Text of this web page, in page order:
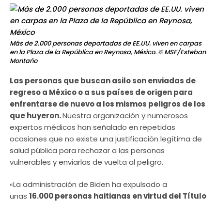
Más de 2.000 personas deportadas de EE.UU. viven en carpas
en la Plaza de la República en Reynosa, México. © MSF/Esteban
Montaño
Las personas que buscan asilo son enviadas de
regreso a México o a sus países de origen para
enfrentarse de nuevo a los mismos peligros de los
que huyeron.Nuestra organización y numerosos
expertos médicos han señalado en repetidas
ocasiones que no existe una justificación legítima de
salud pública para rechazar a las personas
vulnerables y enviarlas de vuelta al peligro.
«La administración de Biden ha expulsado a
unas 16.000 personas haitianas en virtud del Título